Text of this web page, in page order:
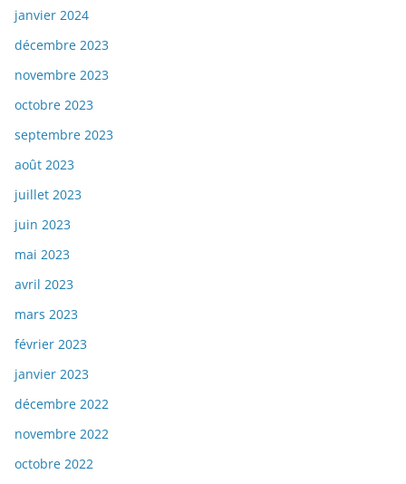
janvier 2024
décembre 2023
novembre 2023
octobre 2023
septembre 2023
août 2023
juillet 2023
juin 2023
mai 2023
avril 2023
mars 2023
février 2023
janvier 2023
décembre 2022
novembre 2022
octobre 2022